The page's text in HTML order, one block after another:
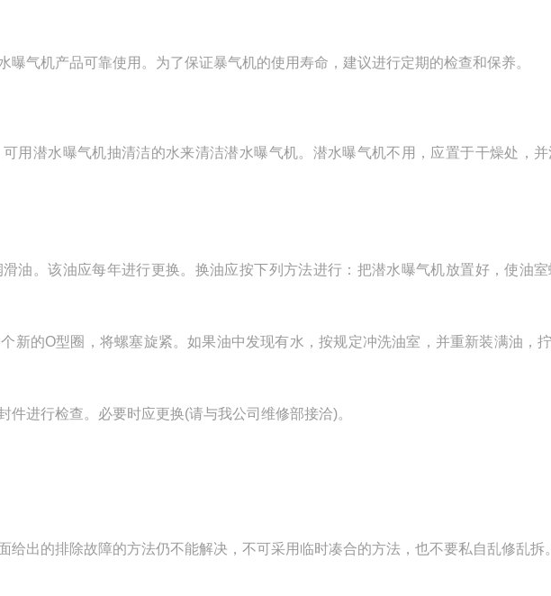
气机产品可靠使用。为了保证暴气机的使用寿命，建议进行定期的检查和保养。
用潜水曝气机抽清洁的水来清洁潜水曝气机。潜水曝气机不用，应置于干燥处，
油。该油应每年进行更换。换油应按下列方法进行：把潜水曝气机放置好，使油
新的Ο型圈，将螺塞旋紧。如果油中发现有水，按规定冲洗油室，并重新装满油，
进行检查。必要时应更换(请与我公司维修部接洽)。
给出的排除故障的方法仍不能解决，不可采用临时凑合的方法，也不要私自乱修乱拆